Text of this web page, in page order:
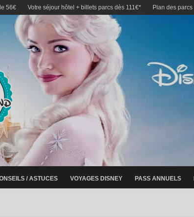
56€ Votre séjour hôtel + billets parcs dès 111€* Plan des parcs
/ ASTUCES VOYAGES DISNEY PASS ANNUELS